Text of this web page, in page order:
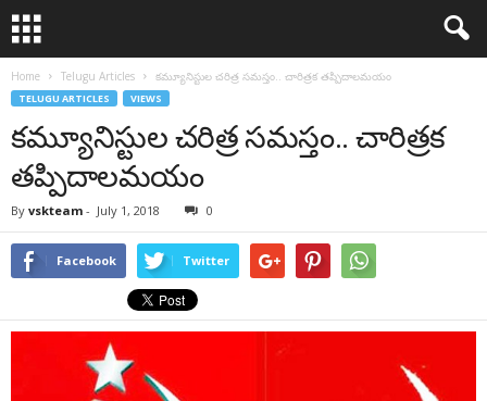
Home Telugu Articles కమ్యూనిస్టుల చరిత్ర సమస్తం.. చారిత్రక తప్పిదాలమయం
TELUGU ARTICLES VIEWS
కమ్యూనిస్టుల చరిత్ర సమస్తం.. చారిత్రక
తప్పిదాలమయం
By vskteam - July 1, 2018 0
Facebook Twitter